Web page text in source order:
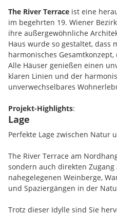
The River Terrace ist eine
im begehrten 19. Wiener
ihre außergewöhnliche
Haus wurde so gestaltet, dass
harmonisches
Alle Häuser genießen einen
klaren Linien und der
unverwechselbares
Projekt-Highlights:
Privatsphäre und Komfort
Privatsphäre und Ruhe,
Atmosphäre inmitten der
schweifen.
Großzügige Außenbereiche
Terrassen, die als
Rückzugsort für gesellige
Exklusive
Lage
Perfekte Lage zwischen Natur
The River Terrace am
sondern auch direkten
nahegelegenen Weinberge,
und Spaziergängen in der
Trotz dieser Idylle sind Sie